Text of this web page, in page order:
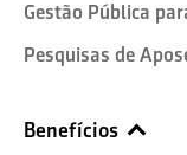
Gestão Pública
Pesquisas de
Benefícios